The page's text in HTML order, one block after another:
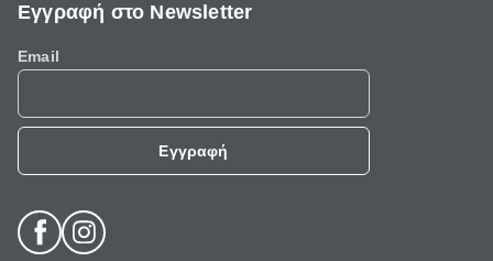
Εγγραφή στο Newsletter
Email
Εγγραφή